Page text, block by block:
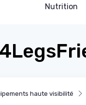
Nutrition
haute visibilité